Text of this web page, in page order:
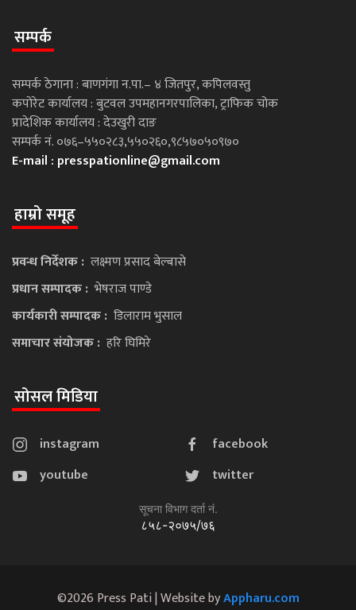
सम्पर्क
सम्पर्क ठेगाना : बाणगंगा न.पा.– ४ जितपुर, कपिलवस्तु
कपोरेट कार्यालय : बुटवल उपमहानगरपालिका, ट्राफिक चोक
प्रादेशिक कार्यालय : देउखुरी दाङ
सम्पर्क नं. ०७६–५५०२८३,५५०२६०,९८५७०५०९७०
E-mail : presspationline@gmail.com
हाम्रो समूह
प्रवन्ध निर्देशक : लक्ष्मण प्रसाद बेल्बासे
प्रधान सम्पादक : भेषराज पाण्डे
कार्यकारी सम्पादक : डिलाराम भुसाल
समाचार संयोजक : हरि घिमिरे
सोसल मिडिया
instagram
facebook
youtube
twitter
सूचना विभाग दर्ता नं.
८५८-२०७५/७६
©2026 Press Pati | Website byAppharu.com